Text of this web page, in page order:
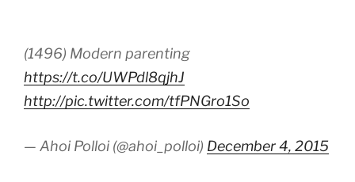
(1496) Modern parenting
https://t.co/UWPdl8qjhJ
http://pic.twitter.com/tfPNGro1So
— Ahoi Polloi (@ahoi_polloi) December 4, 2015